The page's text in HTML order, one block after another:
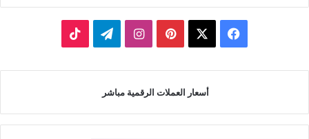
فيسبوك بينتيريستانستقرامتيلقرام
أسعار العملات الرقمية مباشر